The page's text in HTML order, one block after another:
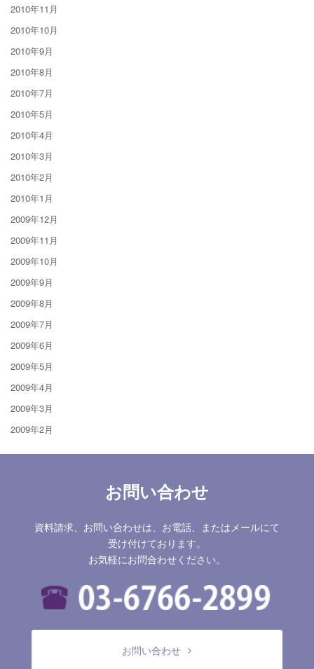
2010年11月
2010年10月
2010年9月
2010年8月
2010年7月
2010年5月
2010年4月
2010年3月
2010年2月
2010年1月
2009年12月
2009年11月
2009年10月
2009年9月
2009年8月
2009年7月
2009年6月
2009年5月
2009年4月
2009年3月
2009年2月
お問い合わせ
資料請求、お問い合わせは、お電話、またはメールにて
受け付けております。
お気軽にお問合わせください。
お問い合わせ